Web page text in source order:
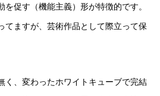
促す（機能主義）形が特徴的です。
てますが、芸術作品として際立って保
く、変わったホワイトキューブで完結